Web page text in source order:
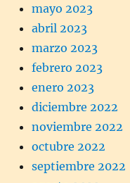
mayo 2023
abril 2023
marzo 2023
febrero 2023
enero 2023
diciembre 2022
noviembre 2022
octubre 2022
septiembre 2022